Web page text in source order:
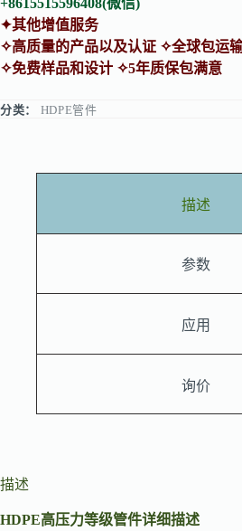
+8615515596408(微信)
✦其他增值服务
✧高质量的产品以及认证 ✧全球包运
✧免费样品和设计 ✧5年质保包满意
分类： HDPE管件
描述
参数
应用
询价
描述
HDPE高压力等级管件详细描述